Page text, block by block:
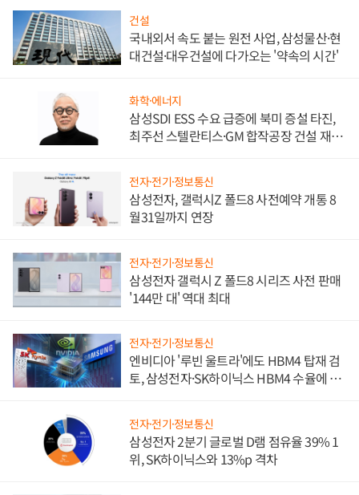
건설
국내외서 속도 붙는 원전 사업, 삼성물산·현
대건설·대우건설에 다가오는 '약속의 시간'
화학·에너지
삼성SDI ESS 수요 급증에 북미 증설 타진,
최주선 스텔란티스·GM 합작공장 건설 재추
전자·전기·정보통신
삼성전자, 갤럭시Z 폴드8 사전예약 개통 8
월31일까지 연장
전자·전기·정보통신
삼성전자 갤럭시 Z 폴드8 시리즈 사전 판매
'144만 대' 역대 최대
전자·전기·정보통신
엔비디아 '루빈 울트라'에도 HBM4 탑재 검
토, 삼성전자·SK하이닉스 HBM4 수율에 주
전자·전기·정보통신
삼성전자 2분기 글로벌 D램 점유율 39% 1
위, SK하이닉스와 13%p 격차